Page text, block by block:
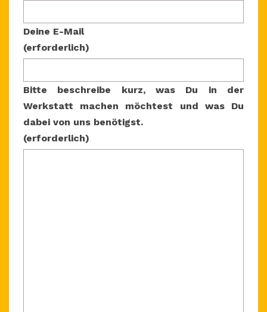
Deine E-Mail
(erforderlich)
Bitte beschreibe kurz, was Du in der
Werkstatt machen möchtest und was Du
dabei von uns benötigst.
(erforderlich)